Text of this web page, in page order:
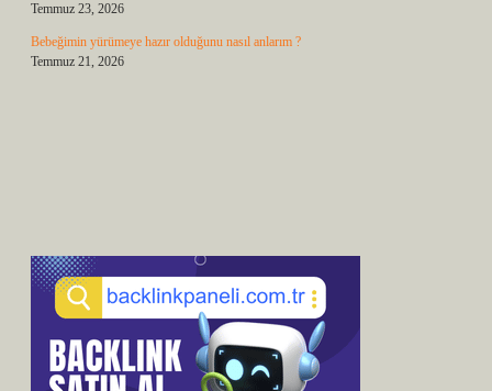
Temmuz 23, 2026
Bebeğimin yürümeye hazır olduğunu nasıl anlarım ?
Temmuz 21, 2026